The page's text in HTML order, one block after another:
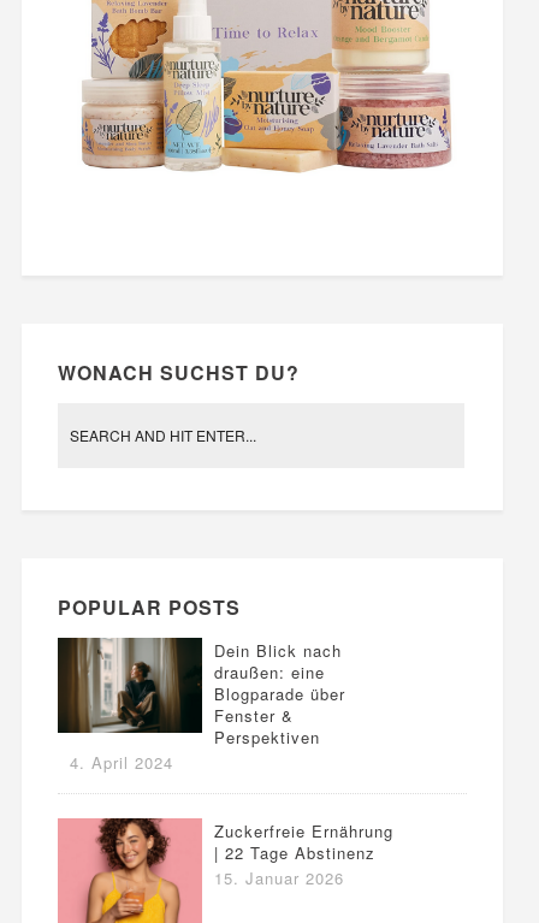
WONACH SUCHST DU?
POPULAR POSTS
Dein Blick nach
draußen: eine
Blogparade über
Fenster &
Perspektiven
4. April 2024
Zuckerfreie Ernährung
| 22 Tage Abstinenz
15. Januar 2026